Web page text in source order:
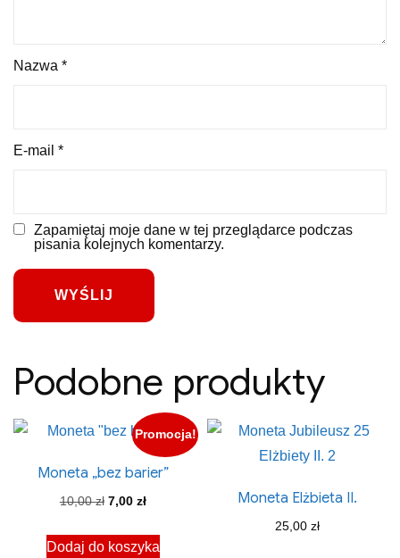
Nazwa *
E-mail *
Zapamiętaj moje dane w tej przeglądarce podczas
pisania kolejnych komentarzy.
Podobne produkty
Promocja!
Moneta „bez barier”
10,00zł Pierwotna
wynosiła:
7,00 złAktualna
wynosi:
Dodaj do koszyka
Moneta Elżbieta II.
25,00 zł